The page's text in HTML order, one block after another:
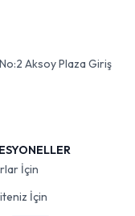
Aksoy Plaza Giriş
İçin
İçin